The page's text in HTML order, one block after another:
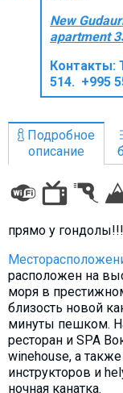
New
apartment
Контакты:
514. +995
Подробное
описание
прямо у гондолы!!!
расположен на
моря в
близость новой
минуты пешком.
ресторан и SPA
winehouse, а
инструкторов и
ночная канатка.
Квартиры
Отели
Другое
ГРУЗИЯ
О Грузии
Визы и
Что пить?
Деньги